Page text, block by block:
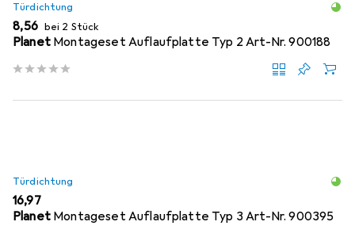
Türdichtung
EUR
8,56 bei 2 Stück
Planet Montageset Auflaufplatte Typ 2 Art-Nr. 900188
Türdichtung
EUR
16,97
Planet Montageset Auflaufplatte Typ 3 Art-Nr. 900395